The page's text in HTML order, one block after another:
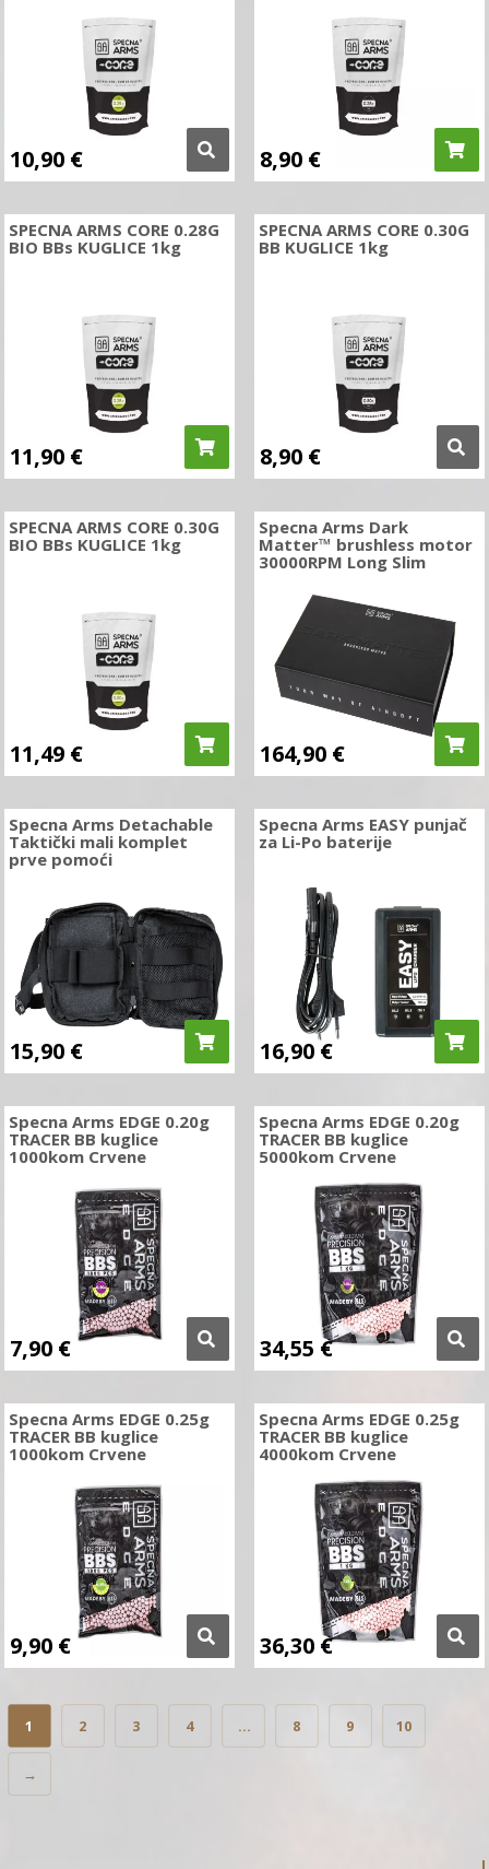
10,90 € 8,90 €
SPECNA ARMS CORE 0.28G
BIO BBs KUGLICE 1kg
11,90 €
SPECNA ARMS CORE 0.30G
BB KUGLICE 1kg
8,90 €
SPECNA ARMS CORE 0.30G
BIO BBs KUGLICE 1kg
11,49 €
Specna Arms Dark
Matter™ brushless motor
30000RPM Long Slim
164,90 €
Specna Arms Detachable
Taktički mali komplet
prve pomoći
15,90 €
Specna Arms EASY punjač
za Li-Po baterije
16,90 €
Specna Arms EDGE 0.20g
TRACER BB kuglice
1000kom Crvene
7,90 €
Specna Arms EDGE 0.20g
TRACER BB kuglice
5000kom Crvene
34,55 €
Specna Arms EDGE 0.25g
TRACER BB kuglice
1000kom Crvene
9,90 €
Specna Arms EDGE 0.25g
TRACER BB kuglice
4000kom Crvene
36,30 €
1 2 3 4 … 8 9 10
→